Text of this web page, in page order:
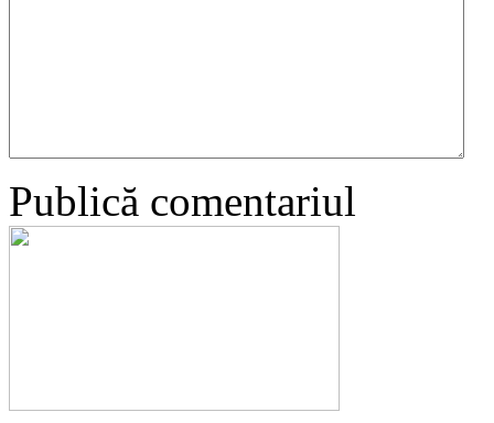
Publică comentariul